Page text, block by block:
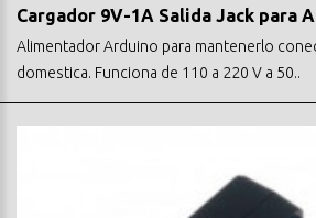
Cargador 9V-1A Salida Jack para
Alimentador Arduino para mantenerlo
domestica. Funciona de 110 a 220 V a 50..